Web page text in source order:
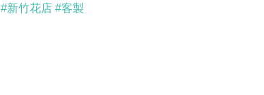
#新竹花店 #客製